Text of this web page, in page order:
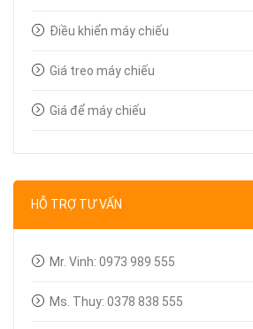
Điều khiển máy chiếu
Giá treo máy chiếu
Giá để máy chiếu
Bút trình chiếu
Linh kiện máy chiếu
HỖ TRỢ TƯ VẤN
Mr. Vinh: 0973 989 555
Ms. Thuy: 0378 838 555